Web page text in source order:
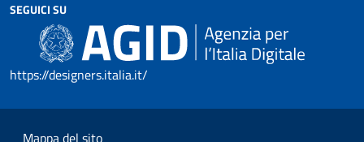
SEGUICI SU
https://designers.italia.it/
Mappa del sito